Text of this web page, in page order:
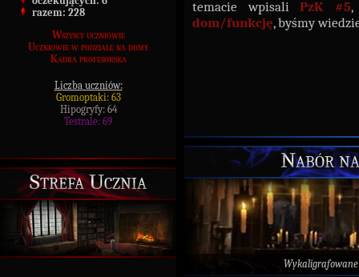
razem: 228
Wszyscy uczniowie
Uczniowie w podziale na domy
Kadra profesorska
Liczba uczniów:
Gromoptaki: 63
Hipogryfy: 64
Testrale: 69
Strefa Ucznia
temacie wpisali PzK #5,
dom/funkcję, byśmy
Nabór